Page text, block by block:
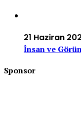
21 Haziran
İnsan ve
Sponsor